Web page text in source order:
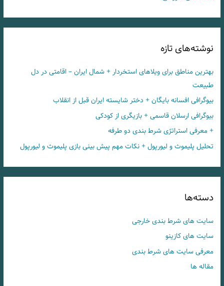
نوشته‌های تازه
بهترین مناطق برای ویلاهای استخردار + شمال ایران – اقامتی در دل
طبیعت
بیوگرافی افسانه بایگان + دختر شایسته ایران قبل از انقلاب
بیوگرافی ارسلان قاسمی + بازیگری از کودکی
+ معرفی استراتژی شرط بندی دو طرفه
تحلیل پلیموث و لیورپول + نکات مهم پیش بینی بازی پلیموث و لیورپول
دسته‌ها
سایت های شرط بندی خارجی
سایت های کازینو
معرفی سایت های شرط بندی
مقاله ها